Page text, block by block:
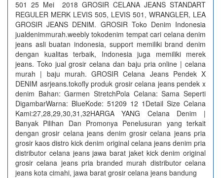
501 25 Mei 2018 GROSIR CELANA JEANS STANDART
REGULER MERK LEVIS 505, LEVIS 501, WRANGLER, LEA
GROSIR JEANS DENIM. GROSIR Toko Denim Indonesia
jualdenimmurah.weebly tokodenim tempat cari celana denim
jeans asli buatan indonesia, support memiliki brand denim
dengan kualitas terbaik, Indonesia juga memiliki merek
jeans. Toko jual grosir celana dan baju pria online | celana
murah | baju murah. GROSIR Celana Jeans Pendek X
DENIM asrjeans.tokofly produk grosir celana jeans pendek x
denim Bahan: Garmen StretchPola Celana: Sama Seperti
DigambarWarna: BlueKode: 51209 12 1Detail Size Celana
Kami:27,28,29,30,31,32HARGA YANG Celana Denim |
Banyak Pilihan Dan Promonya‎ Penelusuran yang terkait
dengan grosir celana jeans denim grosir celana jeans pria
grosir kaos distro kick denim original celana jeans denim pria
distributor celana jeans jawa barat jaket kick denim original
grosir celana jeans pria branded murah distributor celana
jeans kota cimahi, jawa barat grosir celana jeans bandung